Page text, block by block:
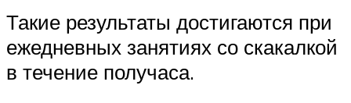
Такие результаты достигаются при
ежедневных занятиях со скакалкой
в течение получаса.